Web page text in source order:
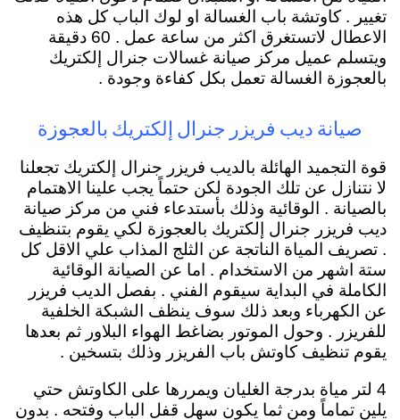
تغيير . كاوتشة باب الغسالة او لوك الباب كل هذه
الاعطال لاتستغرق اكثر من ساعة عمل . 60 دقيقة
ويتسلم عميل مركز صيانة غسالات جنرال إلكتريك
بالعجوزة الغسالة تعمل بكل كفاءة وجودة .
صيانة ديب فريزر جنرال إلكتريك بالعجوزة
قوة التجميد الهائلة بالديب فريزر جنرال إلكتريك تجعلنا
لا نتنازل عن تلك الجودة لكن حتماً يجب علينا الاهتمام
بالصيانة . الوقائية وذلك بأستدعاء فني من مركز صيانة
ديب فريزر جنرال إلكتريك بالعجوزة لكي يقوم بتنظيف
. تصريف المياة الناتجة عن الثلج المذاب علي الاقل كل
ستة اشهر من الاستخدام . اما عن الصيانة الوقائية
الكاملة في البداية سيقوم الفني . بفصل الديب فريزر
عن الكهرباء وبعد ذلك سوف ينظف الشبكة الخلفية
للفريزر . وحول الموتور بضاغط الهواء البلاور ثم بعدها
يقوم تنظيف كاوتش باب الفريزر وذلك بتسخين .
4 لتر مياة بدرجة الغليان ويمررها على الكاوتش حتي
يلين تماماً ومن ثما يكون سهل قفل الباب وفتحه . بدون